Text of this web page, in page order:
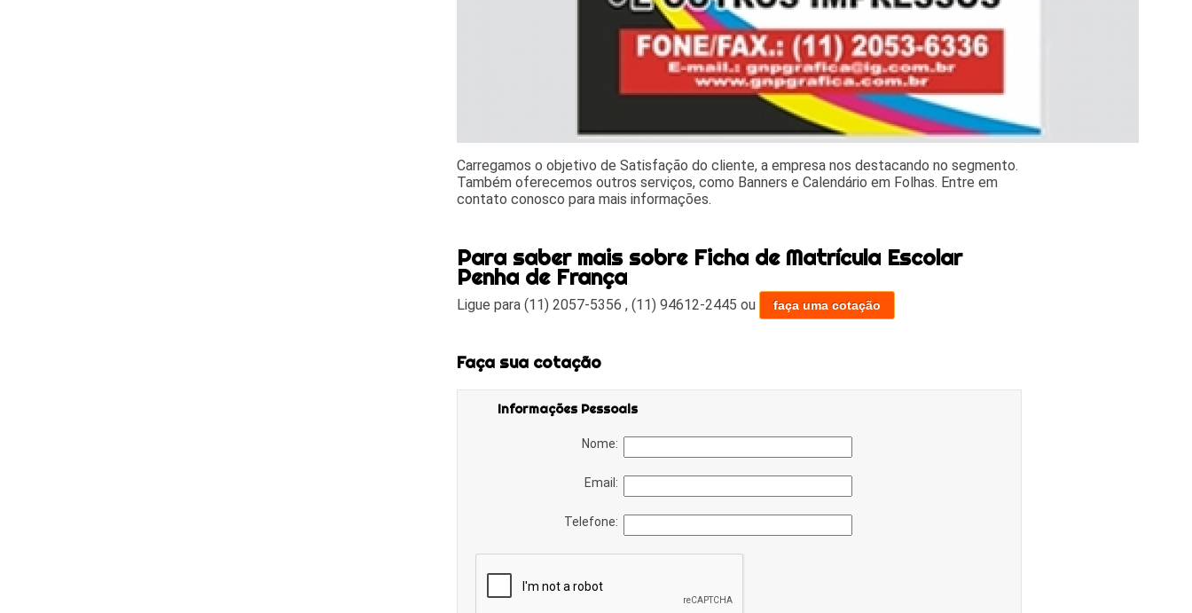
Carregamos o objetivo de Satisfação do cliente, a empresa nos destacando no segmento.
Também oferecemos outros serviços, como Banners e Calendário em Folhas. Entre em
contato conosco para mais informações.
Para saber mais sobre Ficha de Matrícula Escolar
Penha de França
Ligue para(11) 2057-5356 ,(11) 94612-2445 ou faça uma cotação
Faça sua cotação
Informações Pessoais
Nome:
Email:
Telefone: